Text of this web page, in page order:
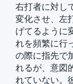
右打者に対し
変化させ、左
げてるように
れを頻繁に行
の際に指先で
れるが、意図
れていない。